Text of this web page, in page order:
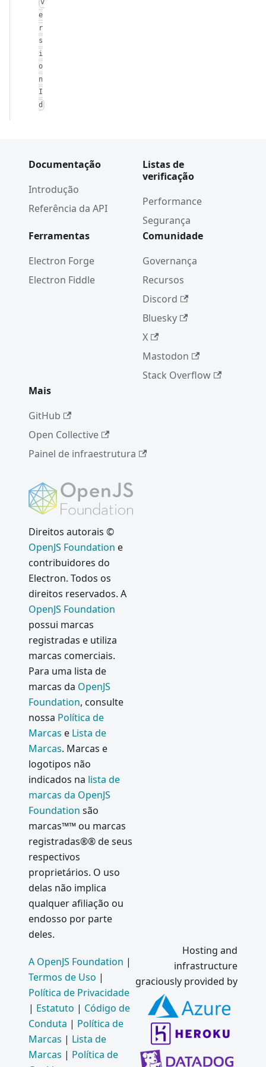
v
e
r
s
i
o
n
I
d
Documentação
Introdução
Referência da API
Listas de
verificação
Performance
Segurança
Ferramentas
Electron Forge
Electron Fiddle
Comunidade
Governança
Recursos
Discord
Bluesky
X
Mastodon
Stack Overflow
Mais
GitHub
Open Collective
Painel de infraestrutura
Direitos autorais ©
OpenJS Foundation e
contribuidores do
Electron. Todos os
direitos reservados. A
OpenJS Foundation
possui marcas
registradas e utiliza
marcas comerciais.
Para uma lista de
marcas da OpenJS
Foundation, consulte
nossa Política de
Marcas e Lista de
Marcas. Marcas e
logotipos não
indicados na lista de
marcas da OpenJS
Foundation são
marcas™™ ou marcas
registradas®® de seus
respectivos
proprietários. O uso
delas não implica
qualquer afiliação ou
endosso por parte
deles.
A OpenJS Foundation |
Termos de Uso |
Política de Privacidade
| Estatuto | Código de
Conduta | Política de
Marcas | Lista de
Marcas | Política de
Hosting and
infrastructure
graciously provided by